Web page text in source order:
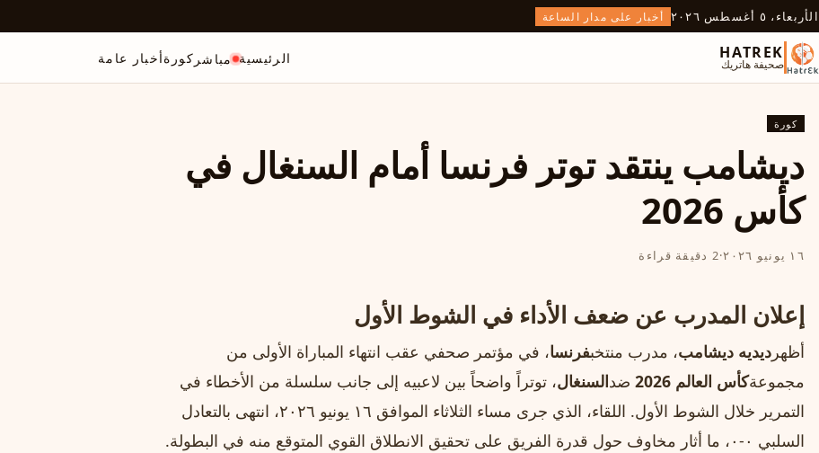
الأربعاء، ٥ أغسطس ٢٠٢٦ أخبار على مدار الساعة
HATREK
صحيفة هاتريك الرئيسية مباشر كورةأخبار عامة
كورة
ديشامب ينتقد توتر فرنسا أمام السنغال في
كأس 2026
١٦ يونيو ٢٠٢٦ ·2 دقيقة قراءة
إعلان المدرب عن ضعف الأداء في الشوط الأول
أظهر ديديه ديشامب، مدرب منتخبفرنسا، في مؤتمر صحفي عقب انتهاء المباراة الأولى من
مجموعةكأس العالم 2026 ضدالسنغال، توتراً واضحاً بين لاعبيه إلى جانب سلسلة من الأخطاء في
التمرير خلال الشوط الأول. اللقاء، الذي جرى مساء الثلاثاء الموافق ١٦ يونيو ٢٠٢٦، انتهى بالتعادل
السلبي ٠-٠، ما أثار مخاوف حول قدرة الفريق على تحقيق الانطلاق القوي المتوقع منه في البطولة.